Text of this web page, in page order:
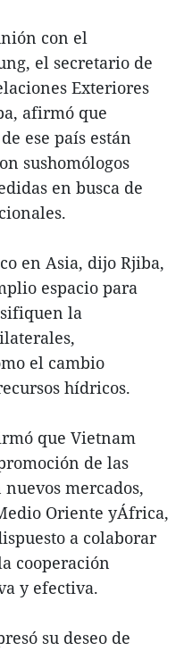
con el
el secretario de
Exteriores
afirmó que
ese país están
sushomólogos
en busca de
en Asia, dijo Rjiba,
espacio para
la
el cambio
hídricos.
que Vietnam
de las
mercados,
Oriente yÁfrica,
a colaborar
cooperación
y efectiva.
su deseo de